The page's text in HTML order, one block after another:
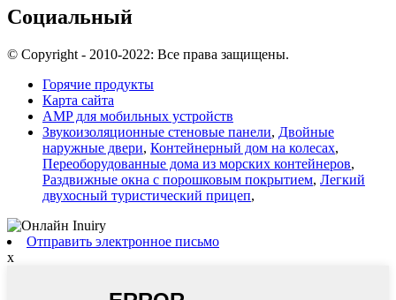
Социальный
© Copyright - 2010-2022: Все права защищены.
Горячие продукты
Карта сайта
AMP для мобильных устройств
Звукоизоляционные стеновые панели, Двойные
наружные двери, Контейнерный дом на колесах,
Переоборудованные дома из морских контейнеров,
Раздвижные окна с порошковым покрытием, Легкий
двухосный туристический прицеп,
Отправить электронное письмо
x